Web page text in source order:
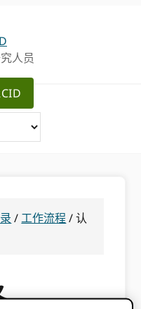
人员
/工作流程 /认